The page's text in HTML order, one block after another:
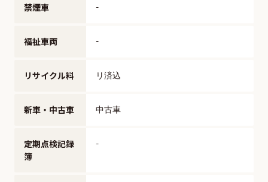
禁煙車 -
福祉車両 -
リサイクル料 リ済込
新車・中古車 中古車
定期点検記録
簿
-